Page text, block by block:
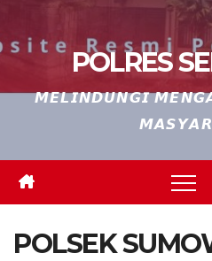
POLRES
𝙈𝙀𝙇𝙄𝙉𝘿𝙐𝙉𝙂𝙄
POLSEK